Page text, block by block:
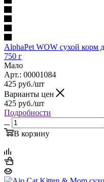
AlphaPet WOW сухой корм
750 г
Мало
Арт.: 00001084
425 руб./шт
Варианты цен
425 руб./шт
Подробности
В корзину